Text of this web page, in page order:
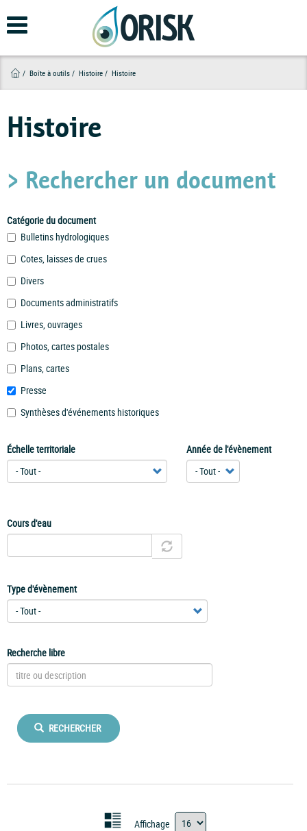
au
contenu
Boîte à outils Histoire Histoire
Histoire
> Rechercher un document
Catégorie du document
Bulletins hydrologiques
Cotes, laisses de crues
Divers
Documents administratifs
Livres, ouvrages
Photos, cartes postales
Plans, cartes
Presse
Synthèses d'événements historiques
Échelle territoriale Année de l'évènement
Cours d'eau
Type d'évènement
Recherche libre
RECHERCHER
Affichage